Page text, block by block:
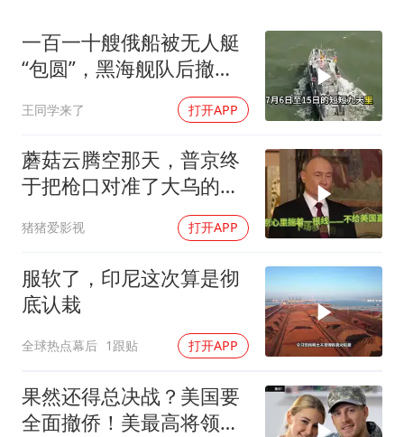
38岁演员求职万岁山NPC成功
我国外贸延续良好增长态势
夯实基础开新局
一百一十艘俄船被无人艇
“包圆”，黑海舰队后撤数
百里，制海权彻底易手
王同学来了 打开APP
蘑菇云腾空那天，普京终
于把枪口对准了大乌的军
猪猪爱影视 打开APP
服软了，印尼这次算是彻
底认栽
全球热点幕后 1跟贴 打开APP
果然还得总决战？美国要
全面撤侨！美最高将领：